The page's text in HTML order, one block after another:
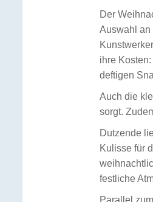
Der
Auswahl an
ihre
deftigen
Auch die
sorgt.
Dutzende
Kulisse für
festliche
Parallel